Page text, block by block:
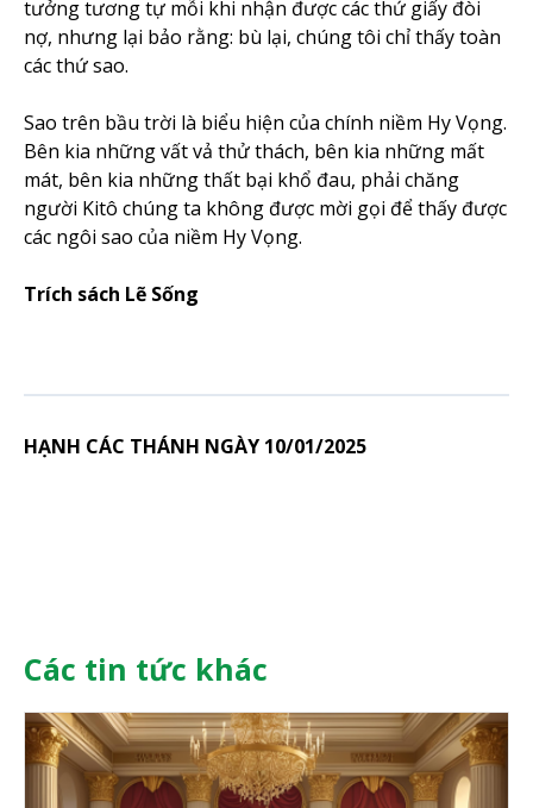
tưởng tương tự mỗi khi nhận được các thứ giấy đòi
nợ, nhưng lại bảo rằng: bù lại, chúng tôi chỉ thấy toàn
các thứ sao.
Sao trên bầu trời là biểu hiện của chính niềm Hy Vọng.
Bên kia những vất vả thử thách, bên kia những mất
mát, bên kia những thất bại khổ đau, phải chăng
người Kitô chúng ta không được mời gọi để thấy được
các ngôi sao của niềm Hy Vọng.
Trích sách Lẽ Sống
HẠNH CÁC THÁNH NGÀY 10/01/2025
Các tin tức khác